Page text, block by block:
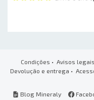
Condições • Avisos legais
Devolução e entrega •
Blog Mineraly